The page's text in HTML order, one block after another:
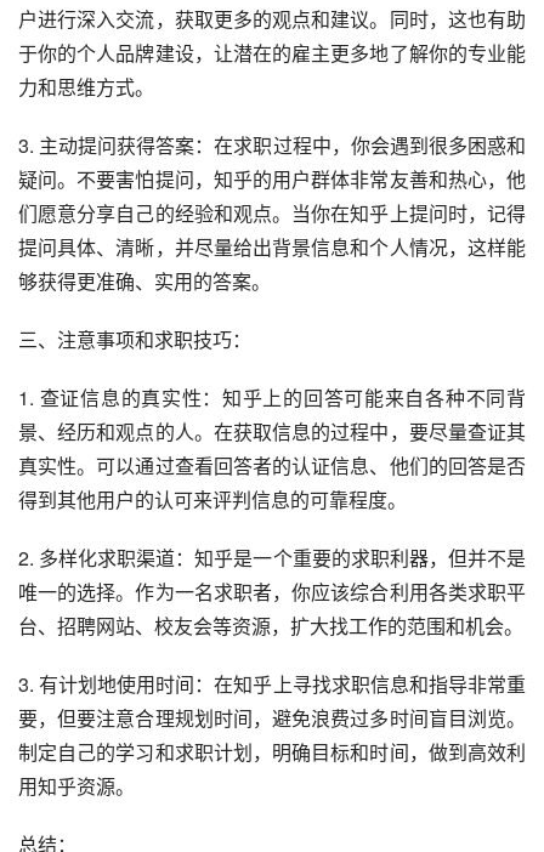
户进行深入交流，获取更多的观点和建议。同时，这也有助
于你的个人品牌建设，让潜在的雇主更多地了解你的专业能
力和思维方式。
3. 主动提问获得答案：在求职过程中，你会遇到很多困惑和
疑问。不要害怕提问，知乎的用户群体非常友善和热心，他
们愿意分享自己的经验和观点。当你在知乎上提问时，记得
提问具体、清晰，并尽量给出背景信息和个人情况，这样能
够获得更准确、实用的答案。
三、注意事项和求职技巧：
1. 查证信息的真实性：知乎上的回答可能来自各种不同背
景、经历和观点的人。在获取信息的过程中，要尽量查证其
真实性。可以通过查看回答者的认证信息、他们的回答是否
得到其他用户的认可来评判信息的可靠程度。
2. 多样化求职渠道：知乎是一个重要的求职利器，但并不是
唯一的选择。作为一名求职者，你应该综合利用各类求职平
台、招聘网站、校友会等资源，扩大找工作的范围和机会。
3. 有计划地使用时间：在知乎上寻找求职信息和指导非常重
要，但要注意合理规划时间，避免浪费过多时间盲目浏览。
制定自己的学习和求职计划，明确目标和时间，做到高效利
用知乎资源。
总结：